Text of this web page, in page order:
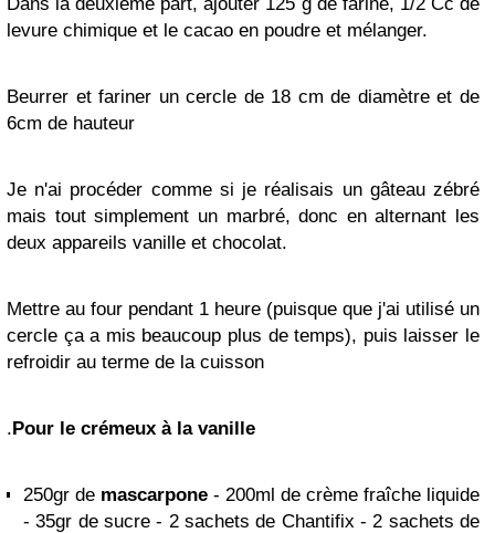
levure chimique et le cacao en poudre et mélanger.
Beurrer et fariner un cercle de 18 cm de diamètre et de
6cm de hauteur
Je n'ai procéder comme si je réalisais un gâteau zébré
mais tout simplement un marbré, donc en alternant les
deux appareils vanille et chocolat.
Mettre au four pendant 1 heure (puisque que j'ai utilisé un
cercle ça a mis beaucoup plus de temps), puis laisser le
refroidir au terme de la cuisson
.Pour le crémeux à la vanille
250gr de mascarpone - 200ml de crème fraîche liquide
- 35gr de sucre - 2 sachets de Chantifix - 2 sachets de